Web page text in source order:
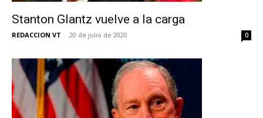
Stanton Glantz vuelve a la carga
REDACCION VT - 20 de julio de 2020 0